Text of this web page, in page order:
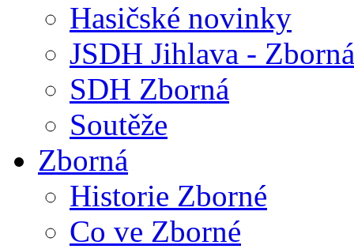
Hasičské novinky
JSDH Jihlava - Zborná
SDH Zborná
Soutěže
Zborná
Historie Zborné
Co ve Zborné